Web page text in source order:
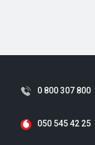
0 800 307 800
050 545 42 25